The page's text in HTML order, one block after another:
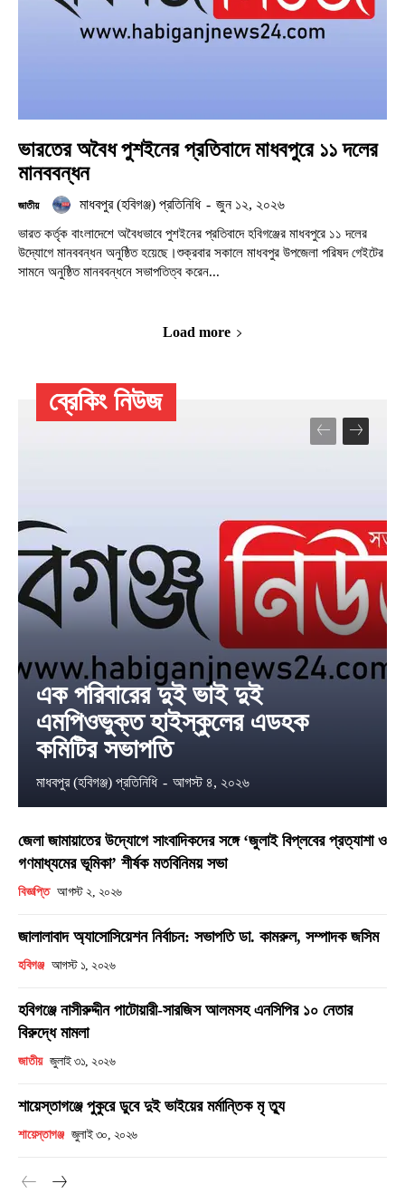
ভারতের অবৈধ পুশইনের প্রতিবাদে মাধবপুরে ১১ দলের
মানববন্ধন
জাতীয় মাধবপুর (হবিগঞ্জ) প্রতিনিধি - জুন ১২, ২০২৬
ভারত কর্তৃক বাংলাদেশে অবৈধভাবে পুশইনের প্রতিবাদে হবিগঞ্জের মাধবপুরে ১১ দলের
উদ্যোগে মানববন্ধন অনুষ্ঠিত হয়েছে।শুক্রবার সকালে মাধবপুর উপজেলা পরিষদ গেইটের
সামনে অনুষ্ঠিত মানববন্ধনে সভাপতিত্ব করেন...
Load more
ব্রেকিং নিউজ
এক পরিবারের দুই ভাই দুই
এমপিওভুক্ত হাইস্কুলের এডহক
কমিটির সভাপতি
মাধবপুর (হবিগঞ্জ) প্রতিনিধি - আগস্ট ৪, ২০২৬
জেলা জামায়াতের উদ্যোগে সাংবাদিকদের সঙ্গে ‘জুলাই বিপ্লবের প্রত্যাশা ও
গণমাধ্যমের ভূমিকা’ শীর্ষক মতবিনিময় সভা
বিজ্ঞপ্তি আগস্ট ২, ২০২৬
জালালাবাদ অ্যাসোসিয়েশন নির্বাচন: সভাপতি ডা. কামরুল, সম্পাদক জসিম
হবিগঞ্জ আগস্ট ১, ২০২৬
হবিগঞ্জে নাসীরুদ্দীন পাটোয়ারী-সারজিস আলমসহ এনসিপির ১০ নেতার
বিরুদ্ধে মামলা
জাতীয় জুলাই ৩১, ২০২৬
শায়েস্তাগঞ্জে পুকুরে ডুবে দুই ভাইয়ের মর্মান্তিক মৃ ত্যু
শায়েস্তাগঞ্জ জুলাই ৩০, ২০২৬